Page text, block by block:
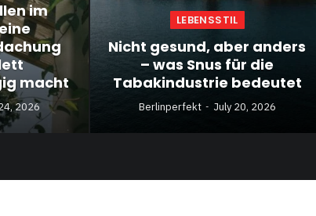
im
macht
2026
LEBENSSTIL
Nicht gesund, aber anders
– was Snus für die
Tabakindustrie bedeutet
Berlinperfekt July 20, 2026